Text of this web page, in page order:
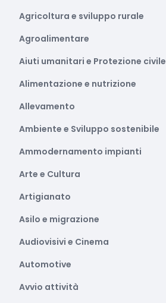
Agricoltura e sviluppo rurale
Agroalimentare
Aiuti umanitari e Protezione civile
Alimentazione e nutrizione
Allevamento
Ambiente e Sviluppo sostenibile
Ammodernamento impianti
Arte e Cultura
Artigianato
Asilo e migrazione
Audiovisivi e Cinema
Automotive
Avvio attività